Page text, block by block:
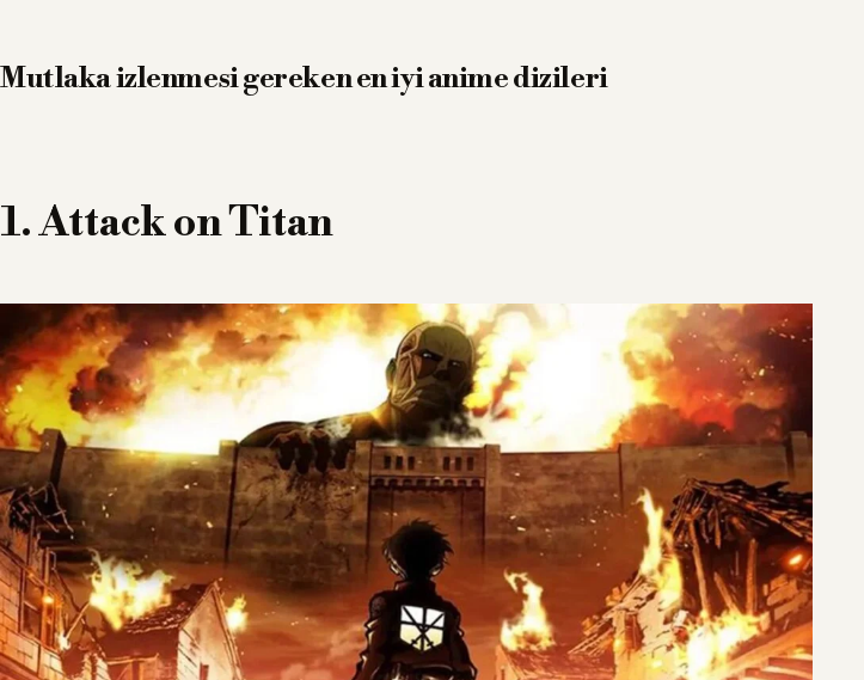
Mutlaka izlenmesi gereken en iyi anime dizileri
1. Attack on Titan